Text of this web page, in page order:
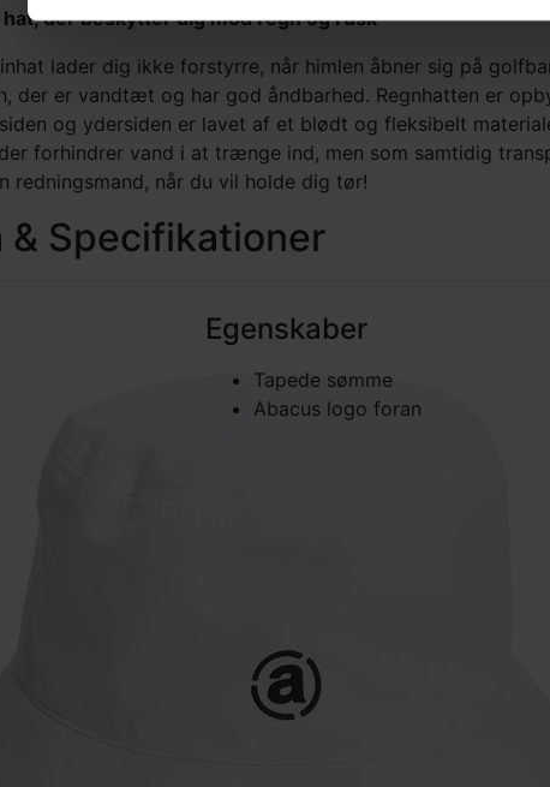
hat, der beskytter dig mod regn og rusk
lader dig ikke forstyrre, når himlen åbner sig på
der er vandtæt og har god åndbarhed. Regnhatten er
og ydersiden er lavet af et blødt og fleksibelt
forhindrer vand i at trænge ind, men som samtidig
redningsmand, når du vil holde dig tør!
& Specifikationer
Egenskaber
Tapede sømme
Abacus logo foran